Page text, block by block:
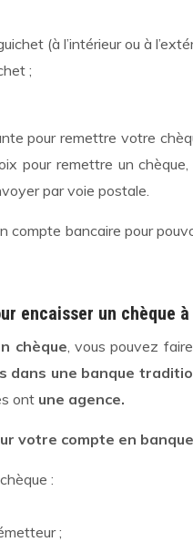
(à l’intérieur ou à
;
pour remettre votre
pour remettre un
par voie postale.
compte bancaire pour
encaisser un chèque à
chèque , vous pouvez
dans une banque
ont une agence.
votre compte en banque
:
;